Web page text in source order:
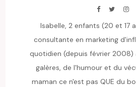
Isabelle, 2 enfants (20 et 17
consultante en marketing
quotidien (depuis février 2008)
galères, de l'humour et du
maman ce n'est pas QUE du